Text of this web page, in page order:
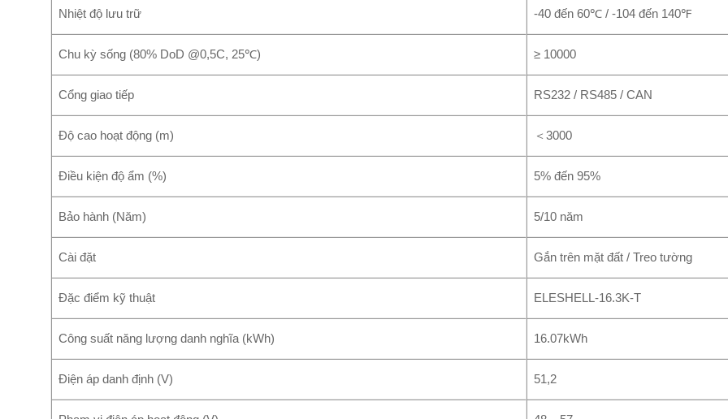
Nhiệt độ lưu trữ -40 đến 60℃ / -104 đến 140℉
Chu kỳ sống (80% DoD @0,5C, 25℃) ≥ 10000
Cổng giao tiếp RS232 / RS485 / CAN
Độ cao hoạt động (m) ＜3000
Điều kiện độ ẩm (%) 5% đến 95%
Bảo hành (Năm) 5/10 năm
Cài đặt Gắn trên mặt đất / Treo tường
Đặc điểm kỹ thuật ELESHELL-16.3K-T
Công suất năng lượng danh nghĩa (kWh) 16.07kWh
Điện áp danh định (V) 51,2